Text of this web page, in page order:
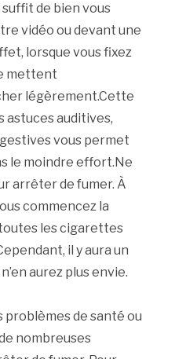
de bien vous
vidéo ou devant une
lorsque vous fixez
mettent
légèrement.Cette
astuces auditives,
vous permet
le moindre effort.Ne
arrêter de fumer. À
commencez la
les cigarettes
il y aura un
aurez plus envie.
problèmes de santé ou
nombreuses